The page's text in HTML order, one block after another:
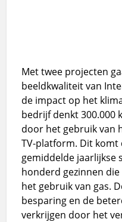
Met twee projecten
beeldkwaliteit van
de impact op het
bedrijf denkt 300.000
door het gebruik van
TV-platform. Dit
gemiddelde jaarlijkse
honderd gezinnen
het gebruik van gas.
besparing en de
verkrijgen door het